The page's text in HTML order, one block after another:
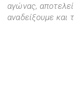
αγώνας, αποτελεί
αναδείξουμε